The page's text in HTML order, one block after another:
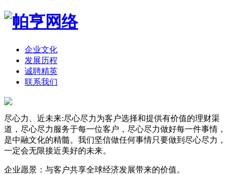
企业文化
发展历程
诚聘精英
联系我们
尽心力、近未来:尽心尽力为客户选择和提供有价值的理财渠
道，尽心尽力服务于每一位客户，尽心尽力做好每一件事情，
是中融文化的精髓。我们坚信做任何事情只要做到尽心尽力，
一定会无限接近美好的未来。
企业愿景：与客户共享全球经济发展带来的价值。